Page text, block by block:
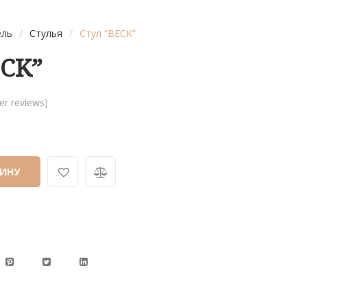
/ Стулья / Стул “BECK”
reviews)